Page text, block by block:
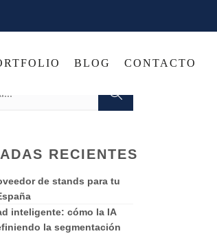
BLOG CONTACTO
RECIENTES
de stands para tu
inteligente: cómo la IA
la segmentación